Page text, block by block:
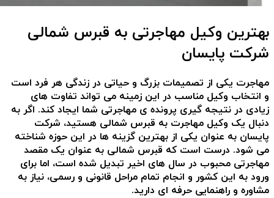
بهترین وکیل مهاجرتی به قبرس شمالی
شرکت پایسان
مهاجرت یکی از تصمیمات بزرگ و حیاتی در زندگی هر فرد است
و انتخاب وکیل مناسب در این زمینه می تواند تفاوت های
زیادی در نتیجه گیری پرونده ی مهاجرتی شما ایجاد کند. اگر به
دنبال یک وکیل مهاجرت به قبرس شمالی هستید، شرکت
پایسان به عنوان یکی از بهترین گزینه ها در این حوزه شناخته
می شود. درست است که قبرس شمالی به عنوان یک مقصد
مهاجرتی محبوب در سال های اخیر تبدیل شده است، اما برای
ورود به این کشور و انجام تمام مراحل قانونی و رسمی، نیاز به
مشاوره و راهنمایی حرفه ای دارید.